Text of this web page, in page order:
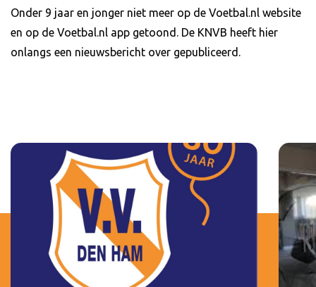
Onder 9 jaar en jonger niet meer op de Voetbal.nl website
en op de Voetbal.nl app getoond. De KNVB heeft hier
onlangs een nieuwsbericht over gepubliceerd.